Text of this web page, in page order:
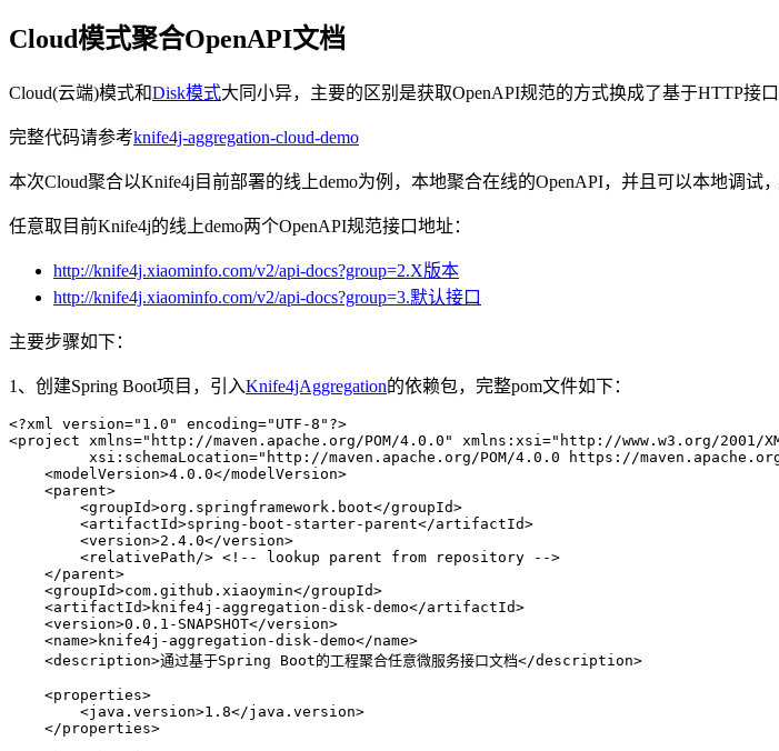
Cloud模式聚合OpenAPI文档
Cloud(云端)模式和Disk模式大同小异，主要的区别是获取OpenAPI规范的方式换成了基于HTTP接
完整代码请参考knife4j-aggregation-cloud-demo
本次Cloud聚合以Knife4j目前部署的线上demo为例，本地聚合在线的OpenAPI，并且可以本地调试，
任意取目前Knife4j的线上demo两个OpenAPI规范接口地址：
http://knife4j.xiaominfo.com/v2/api-docs?group=2.X版本
http://knife4j.xiaominfo.com/v2/api-docs?group=3.默认接口
主要步骤如下：
1、创建Spring Boot项目，引入Knife4jAggregation的依赖包，完整pom文件如下：
<?xml version=" 1.0 " encoding=" UTF-8 " ?>
<project xmlns=" http://maven.apache.org/POM/4.0.0 " xmlns : xsi =" http://www.w3.org/2001/
         xsi
: schemaLocation=" http://maven.apache.org/POM/4.0.0 https://
    <
modelVersion>4.0.0</modelVersion>
    <
parent>
        <
groupId>org.springframework.boot</groupId>
        <
artifactId>spring-boot-starter-parent</artifactId>
        <
version>2.4.0</version>
        <
relativePath /> <!-- lookup parent from repository -->
    </
parent>
    <
groupId>com.github.xiaoymin</groupId>
    <
artifactId>knife4j-aggregation-disk-demo</artifactId>
    <
version>0.0.1-SNAPSHOT</version>
    <
name>knife4j-aggregation-disk-demo</name>
    <
description>通过基于Spring Boot的工程聚合任意微服务接口文档</description>
    <
properties>
        <
java.version>1.8</java.version>
    </
properties>